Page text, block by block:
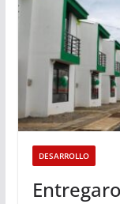
DESARROLLO